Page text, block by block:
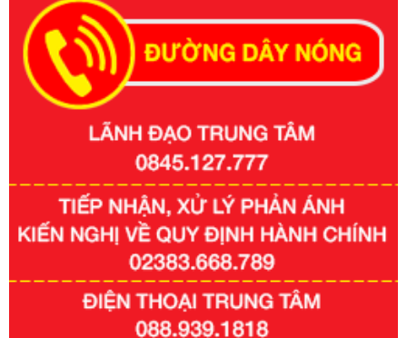
Số kí hiệu:351/2025/NĐ-CP
Tên: Nghị định số 351/2025/NĐ-CP của Chính phủ: Quy